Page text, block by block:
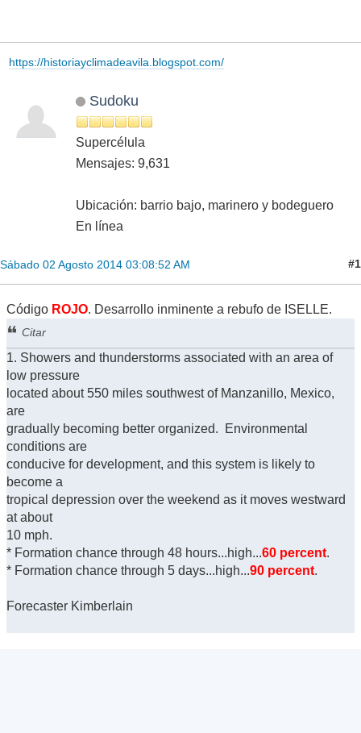
https://historiayclimadeavila.blogspot.com/
Sudoku
Supercélula
Mensajes: 9,631
Ubicación: barrio bajo, marinero y bodeguero
En línea
Sábado 02 Agosto 2014 03:08:52 AM #1
Código ROJO. Desarrollo inminente a rebufo de ISELLE.
Citar
1. Showers and thunderstorms associated with an area of
low pressure
located about 550 miles southwest of Manzanillo, Mexico,
are
gradually becoming better organized. Environmental
conditions are
conducive for development, and this system is likely to
become a
tropical depression over the weekend as it moves westward
at about
10 mph.
* Formation chance through 48 hours...high...60 percent.
* Formation chance through 5 days...high...90 percent.
Forecaster Kimberlain